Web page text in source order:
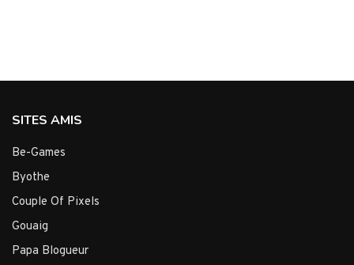
SITES AMIS
Be-Games
Byothe
Couple Of Pixels
Gouaig
Papa Blogueur